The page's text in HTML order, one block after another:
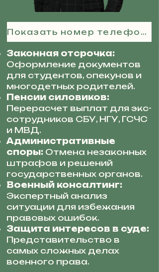
Показать номер телефона
Законная отсрочка:
Оформление документов
для студентов, опекунов и
многодетных родителей.
Пенсии силовиков:
Перерасчет выплат для экс-
сотрудников СБУ, НГУ, ГСЧС
и МВД.
Административные
споры: Отмена незаконных
штрафов и решений
государственных органов.
Военный консалтинг:
Экспертный анализ
ситуации для избежания
правовых ошибок.
Защита интересов в суде:
Представительство в
самых сложных делах
военного права.